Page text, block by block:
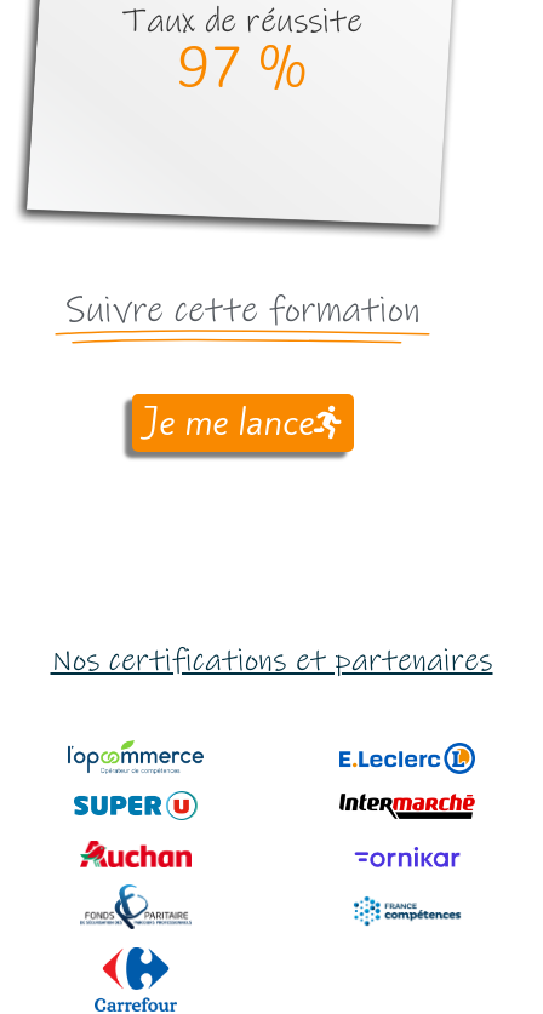
Taux de réussite
100 %
Suivre cette formation
Je me lance
Nos certifications et partenaires